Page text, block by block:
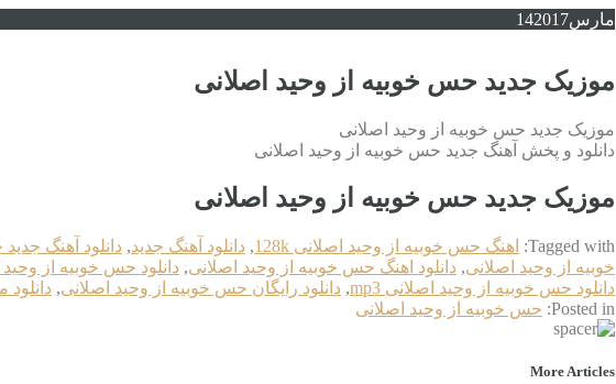
مارس 142017
موزیک جدید حس خوبیه از وحید اصلانی
موزیک جدید حس خوبیه از وحید اصلانی
دانلود و پخش آهنگ جدید حس خوبیه از وحید اصلانی
موزیک جدید حس خوبیه از وحید اصلانی
Tagged with: اهنگ حس خوبیه از وحید اصلانی 128k , دانلود آهنگ جدید, دانلود آهنگ
خوبیه از وحید اصلانی, دانلود اهنگ حس خوبیه از وحید اصلانی, دانلود حس خوبیه از وحید
دانلود حس خوبیه از وحید اصلانی mp3
, دانلود رایگان حس خوبیه از وحید اصلانی,
Posted in: حس خوبیه از وحید اصلانی
More Articles